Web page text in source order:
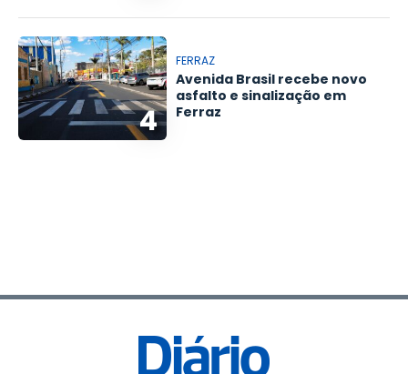
4
FERRAZ
Avenida Brasil recebe novo
asfalto e sinalização em
Ferraz